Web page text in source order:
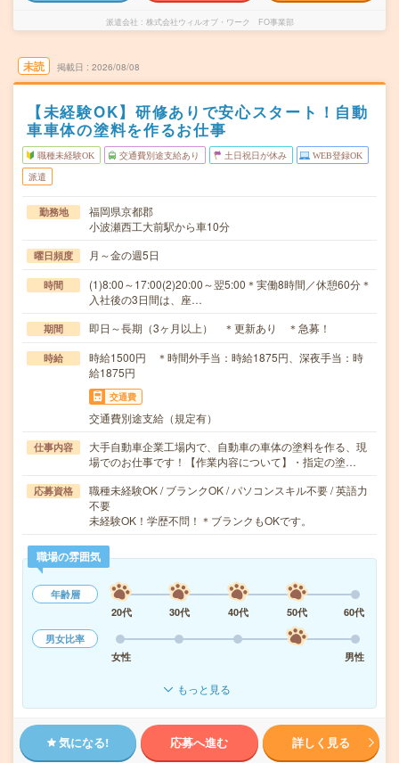
派遣会社 株式会社ウィルオブ・ワーク FO事業部
未読 掲載日 2026/08/08
【未経験OK】研修ありで安心スタート！自動
車車体の塗料を作るお仕事
職種未経験OK 交通費別途支給あり 土日祝日が休み WEB登録OK
派遣
勤務地
福岡県京都郡
小波瀬西工大前駅から車10分
曜日頻度 月～金の週5日
時間
(1)8:00～17:00(2)20:00～翌5:00＊実働8時間／休憩60分＊
入社後の3日間は、座…
期間 即日～長期（3ヶ月以上） ＊更新あり ＊急募！
時給
時給1500円 ＊時間外手当：時給1875円、深夜手当：時
給1875円
交通費
交通費別途支給（規定有）
仕事内容
大手自動車企業工場内で、自動車の車体の塗料を作る、現
場でのお仕事です！【作業内容について】・指定の塗…
応募資格
職種未経験OK / ブランクOK / パソコンスキル不要 / 英語力
不要
未経験OK！学歴不問！＊ブランクもOKです。
職場の雰囲気
年齢層
20代
30代 40代 50代
60代
男女比率
女性
男性
もっと見る
気になる! 応募へ進む 詳しく見る